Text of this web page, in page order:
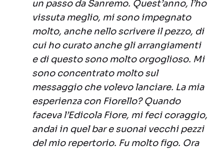
un passo da Sanremo. Quest’anno, l’ho
vissuta meglio, mi sono impegnato
molto, anche nello scrivere il pezzo, di
cui ho curato anche gli arrangiamenti
e di questo sono molto orgoglioso. Mi
sono concentrato molto sul
messaggio che volevo lanciare. La mia
esperienza con Fiorello? Quando
faceva l’Edicola Fiore, mi feci coraggio,
andai in quel bar e suonai vecchi pezzi
del mio repertorio. Fu molto figo. Ora